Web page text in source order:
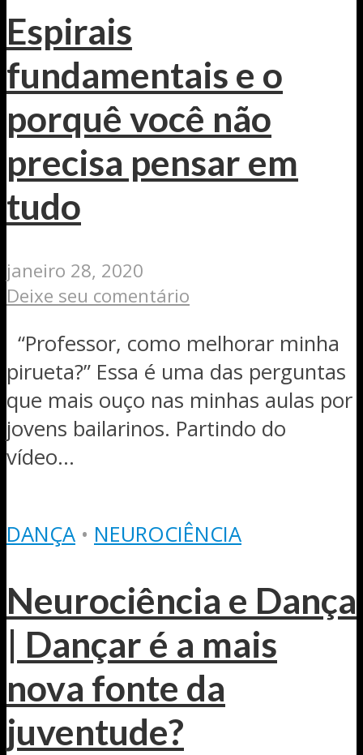
Espirais
fundamentais e o
porquê você não
precisa pensar em
tudo
janeiro 28, 2020
Deixe seu comentário
“Professor, como melhorar minha
pirueta?” Essa é uma das perguntas
que mais ouço nas minhas aulas por
jovens bailarinos. Partindo do
vídeo...
DANÇA • NEUROCIÊNCIA
Neurociência e Dança
| Dançar é a mais
nova fonte da
juventude?